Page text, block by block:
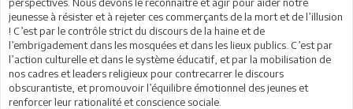
jeunesse à résister et à rejeter ces commerçants de la mort et de l’illusion
! C’est par le contrôle strict du discours de la haine et de
l’embrigadement dans les mosquées et dans les lieux publics. C’est par
l’action culturelle et dans le système éducatif, et par la mobilisation de
nos cadres et leaders religieux pour contrecarrer le discours
obscurantiste, et promouvoir l’équilibre émotionnel des jeunes et
renforcer leur rationalité et conscience sociale.